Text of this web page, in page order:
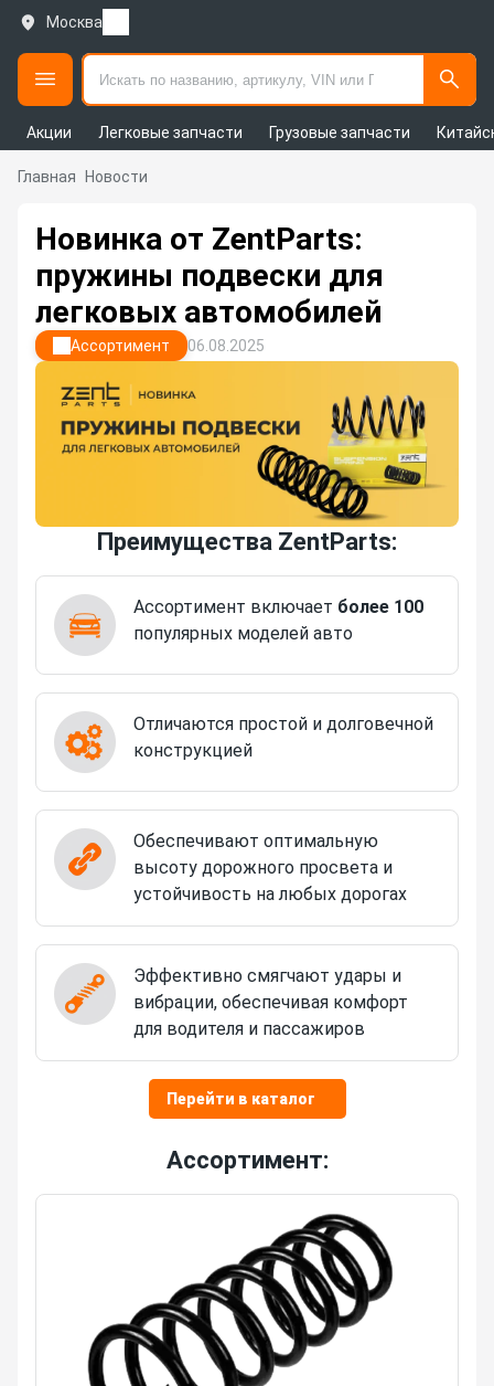
Москва
Акции Легковые запчасти Грузовые запчасти
Главная Новости
Новинка от ZentParts:
пружины подвески для
легковых автомобилей
Ассортимент 06.08.2025
Преимущества ZentParts:
Ассортимент включает более 100
популярных моделей авто
Отличаются простой и долговечной
конструкцией
Обеспечивают оптимальную
высоту дорожного просвета и
устойчивость на любых дорогах
Эффективно смягчают удары и
вибрации, обеспечивая комфорт
для водителя и пассажиров
Перейти в каталог
Ассортимент: